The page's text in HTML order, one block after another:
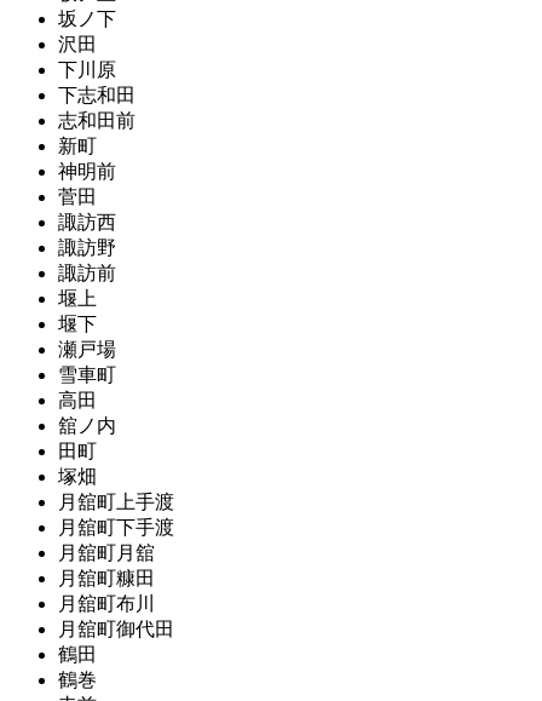
坂ノ下
沢田
下川原
下志和田
志和田前
新町
神明前
菅田
諏訪西
諏訪野
諏訪前
堰上
堰下
瀬戸場
雪車町
高田
舘ノ内
田町
塚畑
月舘町上手渡
月舘町下手渡
月舘町月舘
月舘町糠田
月舘町布川
月舘町御代田
鶴田
鶴巻